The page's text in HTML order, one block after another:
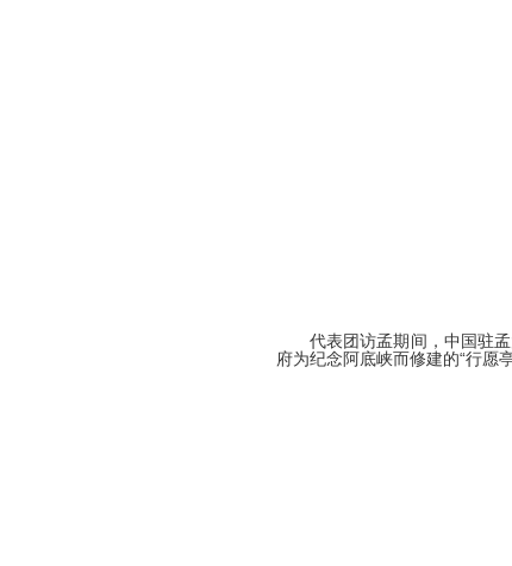
代表团访孟期间，中国驻
府为纪念阿底峡而修建的“行愿亭